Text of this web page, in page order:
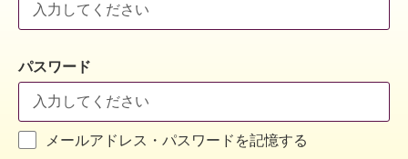
パスワード
メールアドレス・パスワードを記憶する